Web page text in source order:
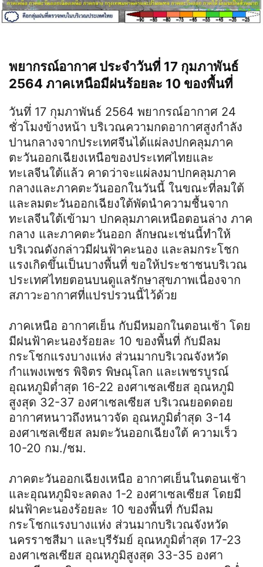
พยากรณ์อากาศ ประจำวันที่ 17 กุมภาพันธ์
2564 ภาคเหนือมีฝนร้อยละ 10 ของพื้นที่
วันทึ่ 17 กุมภาพันธ์ 2564 พยากรณ์อากาศ 24
ชั่วโมงข้างหน้า บริเวณความกดอากาศสูงกำลัง
ปานกลางจากประเทศจีนได้แผ่ลงปกคลุมภาค
ตะวันออกเฉียงเหนือของประเทศไทยและ
ทะเลจีนใต้แล้ว คาดว่าจะแผ่ลงมาปกคลุมภาค
กลางและภาคตะวันออกในวันนี้ ในขณะที่ลมใต้
และลมตะวันออกเฉียงใต้พัดนำความชื้นจาก
ทะเลจีนใต้เข้ามา ปกคลุมภาคเหนือตอนล่าง ภาค
กลาง และภาคตะวันออก ลักษณะเช่นนี้ทำให้
บริเวณดังกล่าวมีฝนฟ้าคะนอง และลมกระโชก
แรงเกิดขึ้นเป็นบางพื้นที่ ขอให้ประชาชนบริเวณ
ประเทศไทยตอนบนดูแลรักษาสุขภาพเนื่องจาก
สภาวะอากาศที่แปรปรวนนี้ไว้ด้วย
ภาคเหนือ อากาศเย็น กับมีหมอกในตอนเช้า โดย
มีฝนฟ้าคะนองร้อยละ 10 ของพื้นที่ กับมีลม
กระโชกแรงบางแห่ง ส่วนมากบริเวณจังหวัด
กำแพงเพชร พิจิตร พิษณุโลก และเพชรบูรณ์
อุณหภูมิต่ำสุด 16-22 องศาเซลเซียส อุณหภูมิ
สูงสุด 32-37 องศาเซลเซียส บริเวณยอดดอย
อากาศหนาวถึงหนาวจัด อุณหภูมิต่ำสุด 3-14
องศาเซลเซียส ลมตะวันออกเฉียงใต้ ความเร็ว
10-20 กม./ชม.
ภาคตะวันออกเฉียงเหนือ อากาศเย็นในตอนเช้า
และอุณหภูมิจะลดลง 1-2 องศาเซลเซียส โดยมี
ฝนฟ้าคะนองร้อยละ 10 ของพื้นที่ กับมีลม
กระโชกแรงบางแห่ง ส่วนมากบริเวณจังหวัด
นครราชสีมา และบุรีรัมย์ อุณหภูมิต่ำสุด 17-23
องศาเซลเซียส อุณหภูมิสูงสุด 33-35 องศา